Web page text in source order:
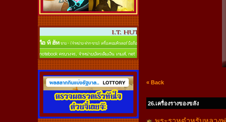
« Back
26.เครื่องรางของขลัง